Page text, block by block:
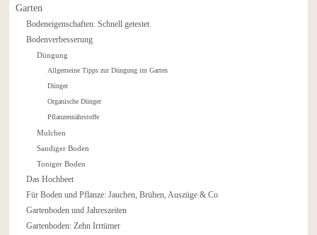
Garten
Bodeneigenschaften: Schnell getestet
Bodenverbesserung
Düngung
Allgemeine Tipps zur Düngung im Garten
Dünger
Organische Dünger
Pflanzennährstoffe
Mulchen
Sandiger Boden
Toniger Boden
Das Hochbeet
Für Boden und Pflanze: Jauchen, Brühen, Auszüge & Co
Gartenboden und Jahreszeiten
Gartenboden: Zehn Irrtümer